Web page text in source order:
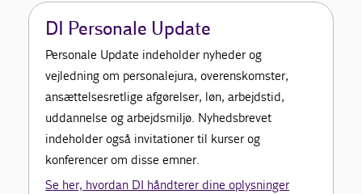
DI Personale Update
Personale Update indeholder nyheder og
vejledning om personalejura, overenskomster,
ansættelsesretlige afgørelser, løn, arbejdstid,
uddannelse og arbejdsmiljø. Nyhedsbrevet
indeholder også invitationer til kurser og
konferencer om disse emner.
Se her, hvordan DI håndterer dine oplysninger